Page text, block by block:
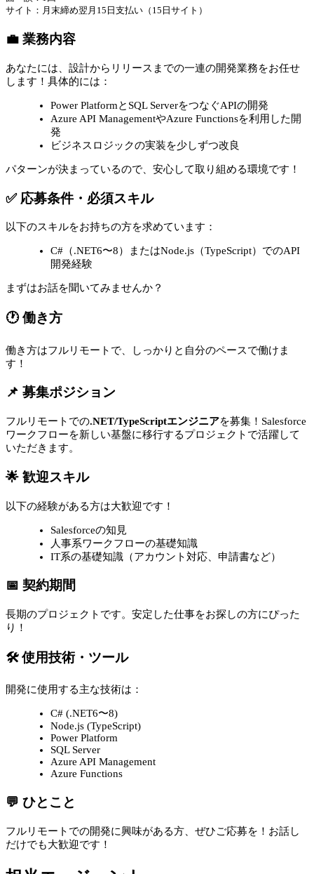
サイト：月末締め翌月15日支払い（15日サイト）
💼 業務内容
あなたには、設計からリリースまでの一連の開発業務をお任せ
します！具体的には：
Power PlatformとSQL ServerをつなぐAPIの開発
Azure API ManagementやAzure Functionsを利用した開
発
ビジネスロジックの実装を少しずつ改良
パターンが決まっているので、安心して取り組める環境です！
✅ 応募条件・必須スキル
以下のスキルをお持ちの方を求めています：
C#（.NET6〜8）またはNode.js（TypeScript）でのAPI
開発経験
まずはお話を聞いてみませんか？
🕐 働き方
働き方はフルリモートで、しっかりと自分のペースで働けま
す！
📌 募集ポジション
フルリモートでの.NET/TypeScriptエンジニアを募集！Salesforce
ワークフローを新しい基盤に移行するプロジェクトで活躍して
いただきます。
🌟 歓迎スキル
以下の経験がある方は大歓迎です！
Salesforceの知見
人事系ワークフローの基礎知識
IT系の基礎知識（アカウント対応、申請書など）
📅 契約期間
長期のプロジェクトです。安定した仕事をお探しの方にぴった
り！
🛠 使用技術・ツール
開発に使用する主な技術は：
C# (.NET6〜8)
Node.js (TypeScript)
Power Platform
SQL Server
Azure API Management
Azure Functions
💬 ひとこと
フルリモートでの開発に興味がある方、ぜひご応募を！お話し
だけでも大歓迎です！